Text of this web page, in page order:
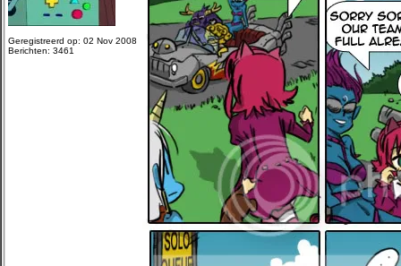
Geregistreerd op: 02 Nov 2008
Berichten: 3461